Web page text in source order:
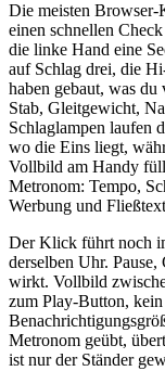
Die meisten
einen schnellen
die linke Hand eine
auf Schlag drei, die
haben gebaut, was du
Stab, Gleitgewicht,
Schlaglampen laufen
wo die Eins liegt,
Vollbild am Handy
Metronom: Tempo,
Werbung und
Der Klick führt noch
derselben Uhr.
wirkt. Vollbild
zum Play-Button,
Metronom geübt,
ist nur der Ständer